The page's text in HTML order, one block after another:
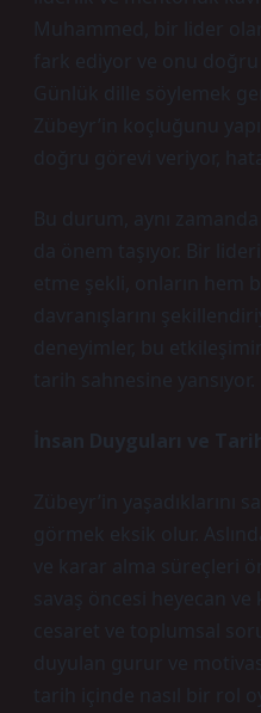
Muhammed, bir lider
fark ediyor ve onu
Günlük dille söylemek
Zübeyr’in koçluğunu
doğru görevi veriyor,
Bu durum, aynı
da önem taşıyor. Bir
etme şekli, onların hem
davranışlarını
deneyimler, bu
tarih sahnesine yansıyor.
İnsan Duyguları ve
Zübeyr’in yaşadıklarını
görmek eksik olur.
ve karar alma süreçleri
savaş öncesi heyecan ve
cesaret ve toplumsal
duyulan gurur ve
tarih içinde nasıl bir rol